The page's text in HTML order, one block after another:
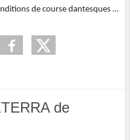
de course dantesques …
de